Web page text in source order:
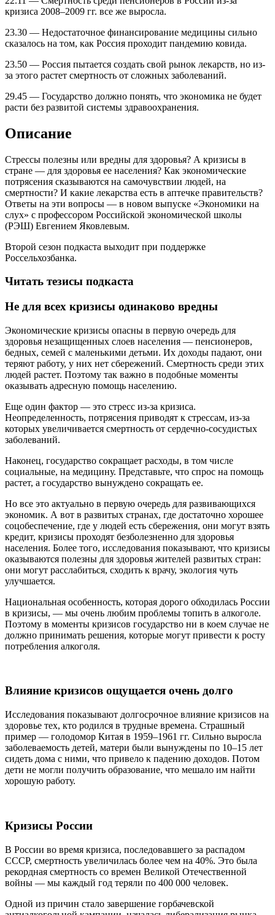
кризиса 2008–2009 гг. все же выросла.
23.30 — Недостаточное финансирование медицины сильно
сказалось на том, как Россия проходит пандемию ковида.
23.50 — Россия пытается создать свой рынок лекарств, но из-
за этого растет смертность от сложных заболеваний.
29.45 — Государство должно понять, что экономика не будет
расти без развитой системы здравоохранения.
Описание
Стрессы полезны или вредны для здоровья? А кризисы в
стране — для здоровья ее населения? Как экономические
потрясения сказываются на самочувствии людей, на
смертности? И какие лекарства есть в аптечке правительств?
Ответы на эти вопросы — в новом выпуске «Экономики на
слух» с профессором Российской экономической школы
(РЭШ) Евгением Яковлевым.
Второй сезон подкаста выходит при поддержке
Россельхозбанка.
Читать тезисы подкаста
Не для всех кризисы одинаково вредны
Экономические кризисы опасны в первую очередь для
здоровья незащищенных слоев населения — пенсионеров,
бедных, семей с маленькими детьми. Их доходы падают, они
теряют работу, у них нет сбережений. Смертность среди этих
людей растет. Поэтому так важно в подобные моменты
оказывать адресную помощь населению.
Еще один фактор — это стресс из-за кризиса.
Неопределенность, потрясения приводят к стрессам, из-за
которых увеличивается смертность от сердечно-сосудистых
заболеваний.
Наконец, государство сокращает расходы, в том числе
социальные, на медицину. Представьте, что спрос на помощь
растет, а государство вынуждено сокращать ее.
Но все это актуально в первую очередь для развивающихся
экономик. А вот в развитых странах, где достаточно хорошее
соцобеспечение, где у людей есть сбережения, они могут взять
кредит, кризисы проходят безболезненно для здоровья
населения. Более того, исследования показывают, что кризисы
оказываются полезны для здоровья жителей развитых стран:
они могут расслабиться, сходить к врачу, экология чуть
улучшается.
Национальная особенность, которая дорого обходилась России
в кризисы, — мы очень любим проблемы топить в алкоголе.
Поэтому в моменты кризисов государство ни в коем случае не
должно принимать решения, которые могут привести к росту
потребления алкоголя.
Влияние кризисов ощущается очень долго
Исследования показывают долгосрочное влияние кризисов на
здоровье тех, кто родился в трудные времена. Страшный
пример — голодомор Китая в 1959–1961 гг. Сильно выросла
заболеваемость детей, матери были вынуждены по 10–15 лет
сидеть дома с ними, что привело к падению доходов. Потом
дети не могли получить образование, что мешало им найти
хорошую работу.
Кризисы России
В России во время кризиса, последовавшего за распадом
СССР, смертность увеличилась более чем на 40%. Это была
рекордная смертность со времен Великой Отечественной
войны — мы каждый год теряли по 400 000 человек.
Одной из причин стало завершение горбачевской